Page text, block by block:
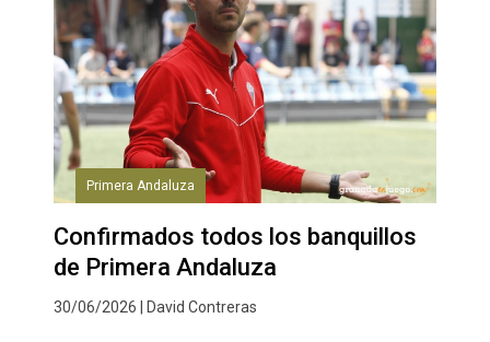
Primera Andaluza
Confirmados todos los banquillos
de Primera Andaluza
30/06/2026 | David Contreras